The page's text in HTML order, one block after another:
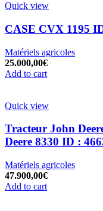
Quick view
CASE CVX 1195
Matériels agricoles
25.000,00€
Add to cart
Quick view
Tracteur John
Deere 8330 ID :
Matériels agricoles
47.900,00€
Add to cart